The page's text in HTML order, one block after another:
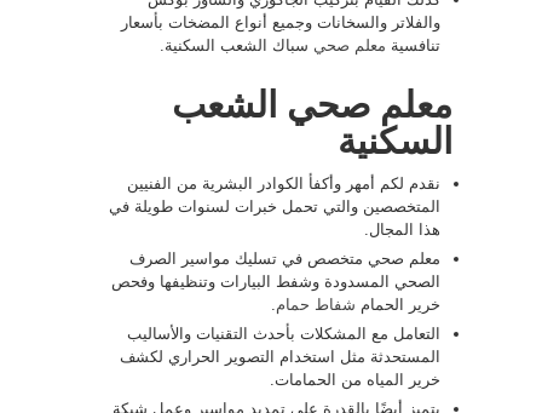
والفلاتر والسخانات وجميع أنواع المضخات بأسعار
تنافسية معلم صحي سباك الشعب السكنية.
معلم صحي الشعب
السكنية
نقدم لكم أمهر وأكفأ الكوادر البشرية من الفنيين
المتخصصين والتي تحمل خبرات لسنوات طويلة في
هذا المجال.
معلم صحي متخصص في تسليك مواسير الصرف
الصحي المسدودة وشفط البيارات وتنظيفها وفحص
خرير الحمام شفاط حمام.
التعامل مع المشكلات بأحدث التقنيات والأساليب
المستحدثة مثل استخدام التصوير الحراري لكشف
خرير المياه من الحمامات.
يتميز أيضًا بالقدرة على تمديد مواسير وعمل شبكة